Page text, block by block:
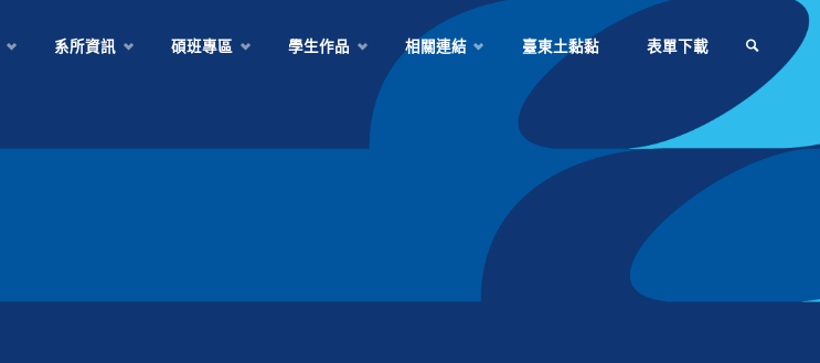
系所資訊 碩班專區 學生作品 相關連結 臺東土黏黏 表單下載